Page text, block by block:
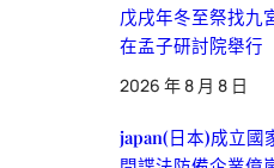
戊戌年冬至祭找九
在孟子研討院舉行
2026 年 8 月 8 日
japan(日本)成立國